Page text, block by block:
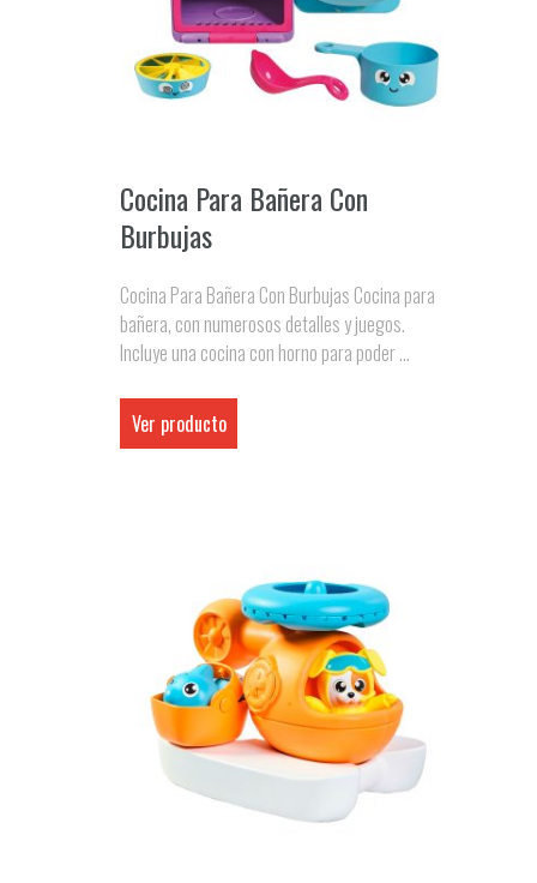
Cocina Para Bañera Con
Burbujas
Cocina Para Bañera Con Burbujas Cocina para
bañera, con numerosos detalles y juegos.
Incluye una cocina con horno para poder ...
Ver producto